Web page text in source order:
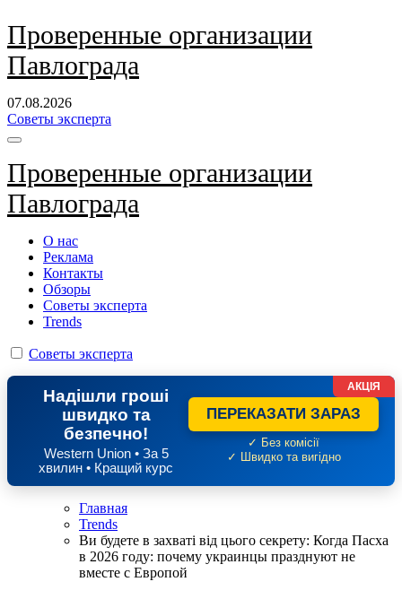
Перейти
к
содержанию
Проверенные организации
Павлограда
07.08.2026
Советы эксперта
Проверенные организации
Павлограда
О нас
Реклама
Контакты
Обзоры
Советы эксперта
Trends
Советы эксперта
Надішли гроші
швидко та
безпечно!
Western Union • За 5
хвилин • Кращий курс
ПЕРЕКАЗАТИ ЗАРАЗ
✓ Без комісії
✓ Швидко та вигідно
АКЦІЯ
Главная
Trends
Ви будете в захваті від цього секрету: Когда Пасха
в 2026 году: почему украинцы празднуют не
вместе с Европой